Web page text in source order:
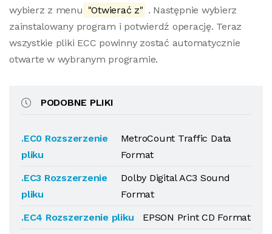
wybierz z menu "Otwierać z" . Następnie wybierz
zainstalowany program i potwierdź operację. Teraz
wszystkie pliki ECC powinny zostać automatycznie
otwarte w wybranym programie.
PODOBNE PLIKI
.EC0 Rozszerzenie
pliku
MetroCount Traffic Data
Format
.EC3 Rozszerzenie
pliku
Dolby Digital AC3 Sound
Format
.EC4 Rozszerzenie pliku
EPSON Print CD Format